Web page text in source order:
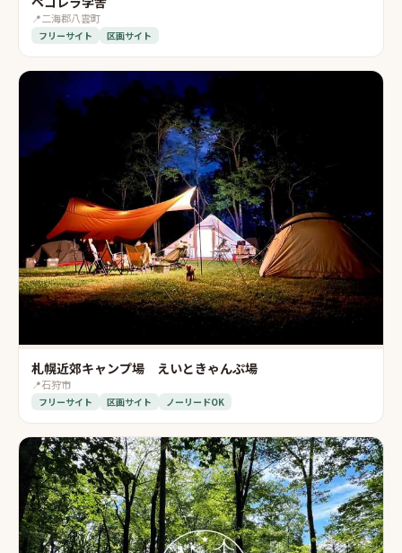
📍二海郡八雲町
フリーサイト 区画サイト
札幌近郊キャンプ場 えいときゃんぷ場
📍石狩市
フリーサイト 区画サイト ノーリードOK